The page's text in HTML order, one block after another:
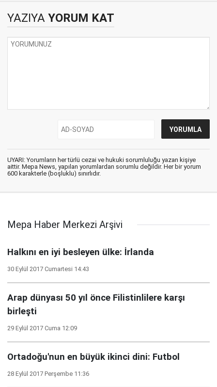
YAZIYA YORUM KAT
UYARI: Yorumların her türlü cezai ve hukuki sorumluluğu yazan kişiye
aittir. Mepa News, yapılan yorumlardan sorumlu değildir. Her bir yorum
600 karakterle (boşluklu) sınırlıdır.
Mepa Haber Merkezi Arşivi
Halkını en iyi besleyen ülke: İrlanda
30 Eylül 2017 Cumartesi 14:43
Arap dünyası 50 yıl önce Filistinlilere karşı
birleşti
29 Eylül 2017 Cuma 12:09
Ortadoğu'nun en büyük ikinci dini: Futbol
28 Eylül 2017 Perşembe 11:36